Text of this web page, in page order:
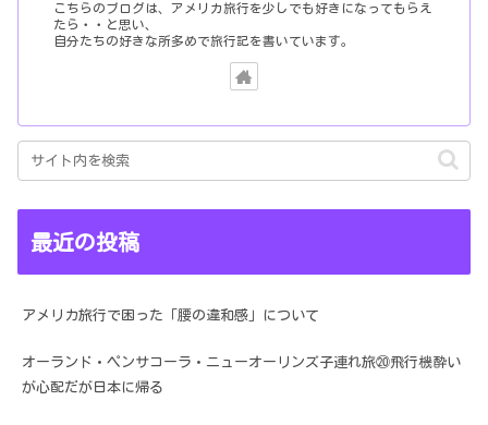
こちらのブログは、アメリカ旅行を少しでも好きになってもらえ
たら・・と思い、
自分たちの好きな所多めで旅行記を書いています。
最近の投稿
アメリカ旅行で困った「腰の違和感」について
オーランド・ペンサコーラ・ニューオーリンズ子連れ旅⑳飛行機酔い
が心配だが日本に帰る